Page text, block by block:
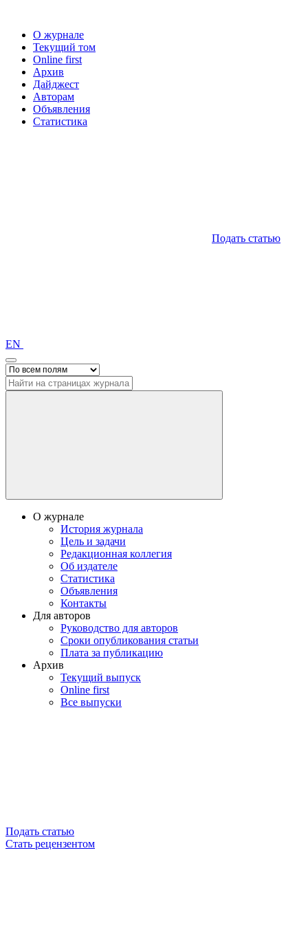
О журнале
Текущий том
Online first
Архив
Дайджест
Авторам
Объявления
Статистика
Подать статью
EN
О журнале
История журнала
Цель и задачи
Редакционная коллегия
Об издателе
Статистика
Объявления
Контакты
Для авторов
Руководство для авторов
Сроки опубликования статьи
Плата за публикацию
Архив
Текущий выпуск
Online first
Все выпуски
Подать статью
Стать рецензентом